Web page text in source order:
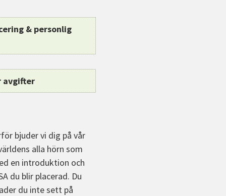
& personlig
avgifter
bjuder vi dig på vår
alla hörn som
en introduktion och
du blir placerad. Du
du inte sett på